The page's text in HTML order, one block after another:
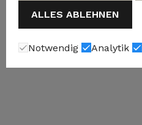
ALLES ABLEHNEN
Notwendig Analytik